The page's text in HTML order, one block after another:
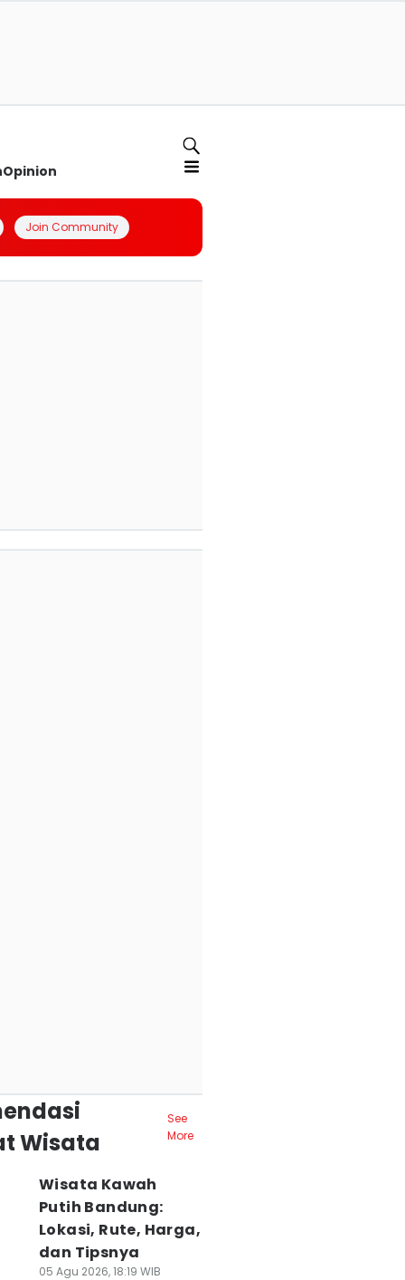
Opinion
Join Community
Wisata
See
More
Wisata Kawah
Putih Bandung:
Lokasi, Rute, Harga,
dan Tipsnya
05 Agu 2026, 18:19 WIB